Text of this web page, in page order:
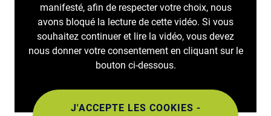
manifesté, afin de respecter votre choix, nous
avons bloqué la lecture de cette vidéo. Si vous
souhaitez continuer et lire la vidéo, vous devez
nous donner votre consentement en cliquant sur le
bouton ci-dessous.
J'ACCEPTE LES COOKIES -